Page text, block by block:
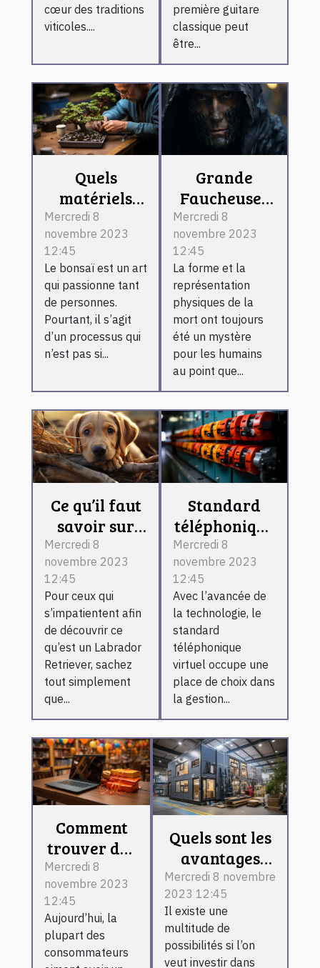
cœur des traditions
viticoles....
première guitare
classique peut
être...
Quels
matériels
pour réaliser
un bonsaï ?
Mercredi 8
novembre 2023
12:45
Le bonsaï est un art
qui passionne tant
de personnes.
Pourtant, il s’agit
d’un processus qui
n’est pas si...
Grande
Faucheuse :
que retenir ?
Mercredi 8
novembre 2023
12:45
La forme et la
représentation
physiques de la
mort ont toujours
été un mystère
pour les humains
au point que...
Ce qu’il faut
savoir sur
Labrador
Retriever
Mercredi 8
novembre 2023
12:45
Pour ceux qui
s’impatientent afin
de découvrir ce
qu’est un Labrador
Retriever, sachez
tout simplement
que...
Standard
téléphonique
virtuel :
l’essentiel de
ce qu’il faut
retenir !
Mercredi 8
novembre 2023
12:45
Avec l’avancée de
la technologie, le
standard
téléphonique
virtuel occupe une
place de choix dans
la gestion...
Comment
trouver des
meilleurs
bons plans
sur
internet ?
Mercredi 8
novembre 2023
12:45
Aujourd’hui, la
plupart des
consommateurs
Quels sont les
avantages
d’investir
dans les
bâtiments
préfabriqués ?
Mercredi 8 novembre
2023 12:45
Il existe une
multitude de
possibilités si l’on
veut investir dans